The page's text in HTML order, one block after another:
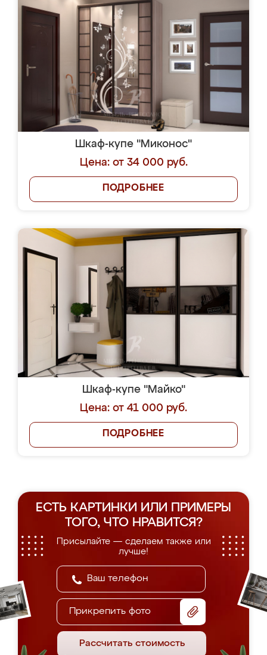
Шкаф-купе "Миконос"
Цена: от 34 000 руб.
ПОДРОБНЕЕ
Шкаф-купе "Майко"
Цена: от 41 000 руб.
ПОДРОБНЕЕ
ЕСТЬ КАРТИНКИ ИЛИ ПРИМЕРЫ
ТОГО, ЧТО НРАВИТСЯ?
Присылайте — сделаем также или
лучше!
Прикрепить фото
Рассчитать стоимость